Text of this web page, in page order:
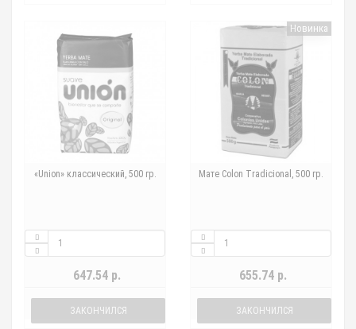
«Union» классический, 500 гр.
647.54 р.
ЗАКОНЧИЛСЯ
Новинка
Мате Colon Tradicional, 500 гр.
655.74 р.
ЗАКОНЧИЛСЯ